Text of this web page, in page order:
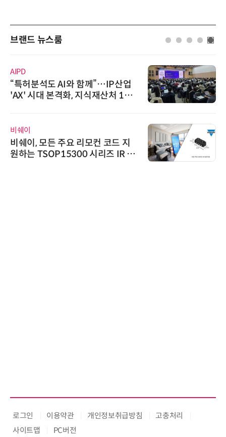
브랜드 뉴스룸
와이즈스톤
와이즈스톤, 마틸로에이아이의 '멀
티모달 생물자원 빅데이터'에 DQ
로옴세미컨덕터코리아
로옴, 업계 최고 수준의 Wide-SOA
구현한 차량용 MOSFET 개발
로그인 이용약관 개인정보취급방침
고충처리
사이트맵
PC버전